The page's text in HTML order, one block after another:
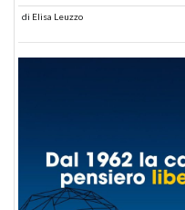
di Elisa Leuzzo